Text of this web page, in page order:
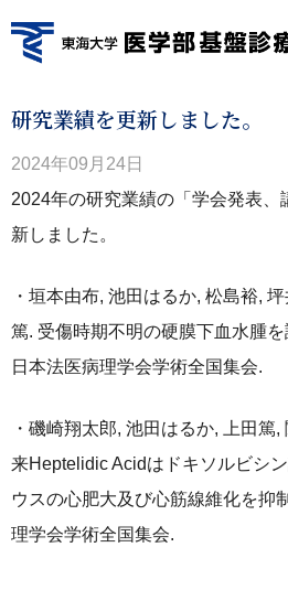
研究業績を更新しました。
2024年09月24日
2024年の研究業績の「学会発表、
新しました。
・垣本由布, 池田はるか, 松島裕,
篤. 受傷時期不明の硬膜下血水腫
日本法医病理学会学術全国集会.
・磯崎翔太郎, 池田はるか, 上田篤
来Heptelidic Acidはドキソルビシ
ウスの心肥大及び心筋線維化を抑
理学会学術全国集会.